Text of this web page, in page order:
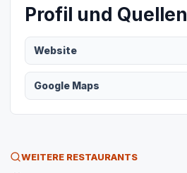
Profil und Quellen
Website
Google Maps
WEITERE RESTAURANTS